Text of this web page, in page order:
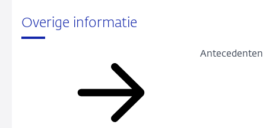
Overige informatie
Antecedenten